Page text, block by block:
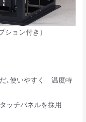
ョン付き）
､使いやすく 温度特
ッチパネルを採用